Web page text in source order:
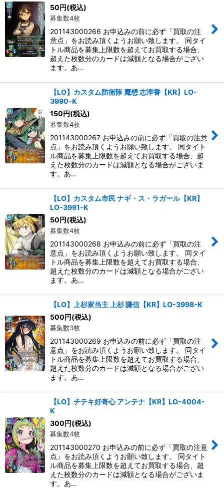
50円(税込)
募集数4枚
201143000266 お申込みの前に必ず「買取の注
意点」をお読み頂くようお願い致します。 同タイ
トル商品を募集上限数を超えてお買取する場合、
超えた枚数分のカードは減額となる場合がござい
ます。あ…
【LO】カスタム防衛隊 魔想 志津香【KR】LO-
3990-K
150円(税込)
募集数4枚
201143000267 お申込みの前に必ず「買取の注意
点」をお読み頂くようお願い致します。 同タイト
ル商品を募集上限数を超えてお買取する場合、超
えた枚数分のカードは減額となる場合がございま
す。あ…
【LO】カスタム市民 ナギ・ス・ラガール【KR】
LO-3991-K
50円(税込)
募集数4枚
201143000268 お申込みの前に必ず「買取の注
意点」をお読み頂くようお願い致します。 同タイ
トル商品を募集上限数を超えてお買取する場合、
超えた枚数分のカードは減額となる場合がござい
ます。あ…
【LO】上杉家当主 上杉 謙信【KR】LO-3998-K
500円(税込)
募集数3枚
201143000269 お申込みの前に必ず「買取の注
意点」をお読み頂くようお願い致します。 同タイ
トル商品を募集上限数を超えてお買取する場合、
超えた枚数分のカードは減額となる場合がござい
ます。あ…
【LO】チテキ好奇心 アンテナ【KR】LO-4004-
K
300円(税込)
募集数4枚
201143000270 お申込みの前に必ず「買取の注意
点」をお読み頂くようお願い致します。 同タイト
ル商品を募集上限数を超えてお買取する場合、超
えた枚数分のカードは減額となる場合がございま
す。あ…